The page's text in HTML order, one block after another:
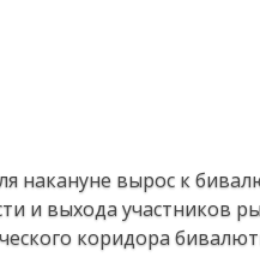
накануне вырос к
и выхода участников
коридора